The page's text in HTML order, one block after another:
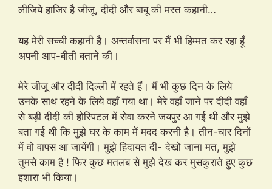
लीजिये हाजिर है जीजू, दीदी और बाबू की मस्त कहानी…
यह मेरी सच्ची कहानी है। अन्तर्वासना पर मैं भी हिम्मत कर रहा हूँ
अपनी आप-बीती बताने की।
मेरे जीजू और दीदी दिल्ली में रहते हैं। मैं भी कुछ दिन के लिये
उनके साथ रहने के लिये वहाँ गया था। मेरे वहाँ जाने पर दीदी वहाँ
से बड़ी दीदी की होस्पिटल में सेवा करने जयपुर आ गई थी और मुझे
बता गई थी कि मुझे घर के काम में मदद करनी है। तीन-चार दिनों
में वो वापस आ जायेंगी। मुझे हिदायत दी- देखो जाना मत, मुझे
तुमसे काम है ! फिर कुछ मतलब से मुझे देख कर मुसकुराते हुए कुछ
इशारा भी किया।